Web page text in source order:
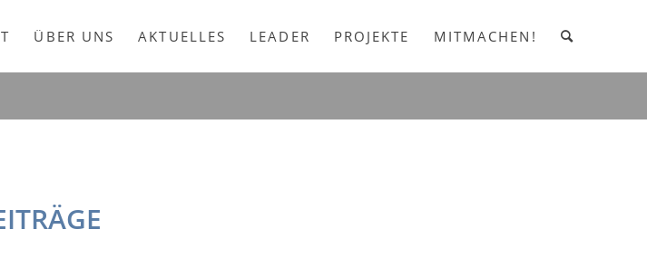
ÜBER UNS AKTUELLES LEADER PROJEKTE MITMACHEN!